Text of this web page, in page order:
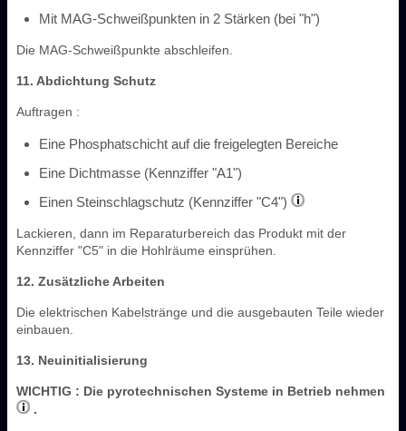
Mit MAG-Schweißpunkten in 2 Stärken (bei "h")
Die MAG-Schweißpunkte abschleifen.
11. Abdichtung Schutz
Auftragen :
Eine Phosphatschicht auf die freigelegten Bereiche
Eine Dichtmasse (Kennziffer "A1")
Einen Steinschlagschutz (Kennziffer "C4")
Lackieren, dann im Reparaturbereich das Produkt mit der
Kennziffer "C5" in die Hohlräume einsprühen.
12. Zusätzliche Arbeiten
Die elektrischen Kabelstränge und die ausgebauten Teile wieder
einbauen.
13. Neuinitialisierung
WICHTIG : Die pyrotechnischen Systeme in Betrieb nehmen
.